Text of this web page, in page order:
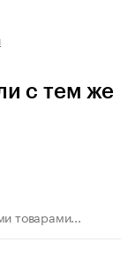
с тем же
товарами...